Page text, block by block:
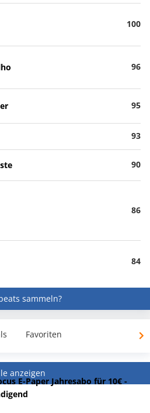
100
96
95
93
90
86
84
sammeln?
Favoriten
anzeigen
E-Paper Jahresabo für 10€ -